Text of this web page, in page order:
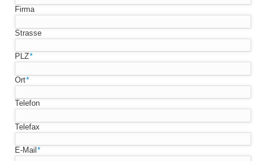
Firma
Strasse
Pflichtfeld
PLZ*
Pflichtfeld
Ort*
Telefon
Telefax
Pflichtfeld
E-Mail *